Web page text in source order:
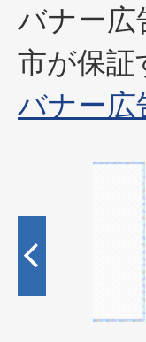
バナー
市が保
バナー広